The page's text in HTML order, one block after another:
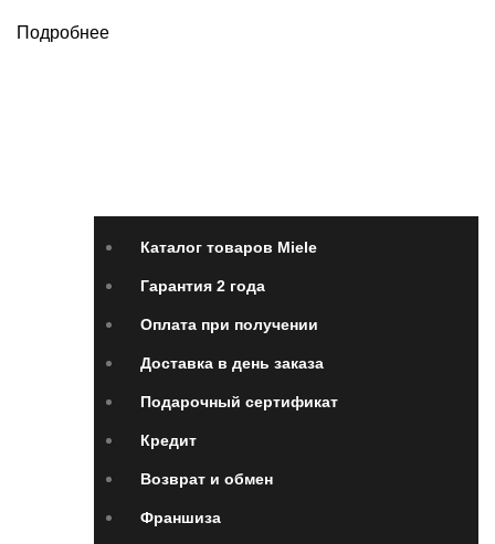
Подробнее
Каталог товаров Miele
Гарантия 2 года
Оплата при получении
Доставка в день заказа
Подарочный сертификат
Кредит
Возврат и обмен
Франшиза